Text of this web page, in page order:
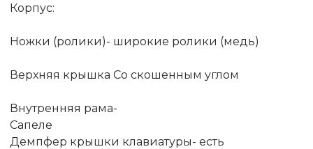
Корпус:
Ножки (ролики)- широкие ролики (медь)
Верхняя крышка Со скошенным углом
Внутренняя рама-
Сапеле
Демпфер крышки клавиатуры- есть